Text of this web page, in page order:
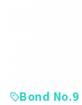
Bond No.9